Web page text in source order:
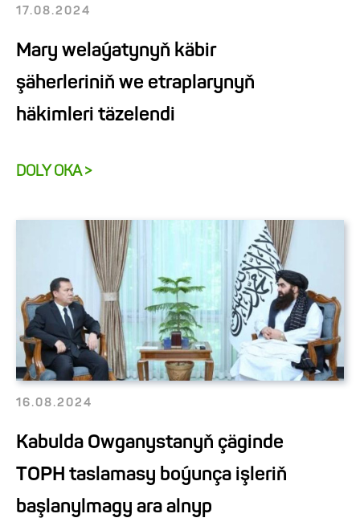
17.08.2024
Mary welaýatynyň käbir
şäherleriniň we etraplarynyň
häkimleri täzelendi
DOLY OKA >
16.08.2024
Kabulda Owganystanyň çäginde
TOPH taslamasy boýunça işleriň
başlanylmagy ara alnyp